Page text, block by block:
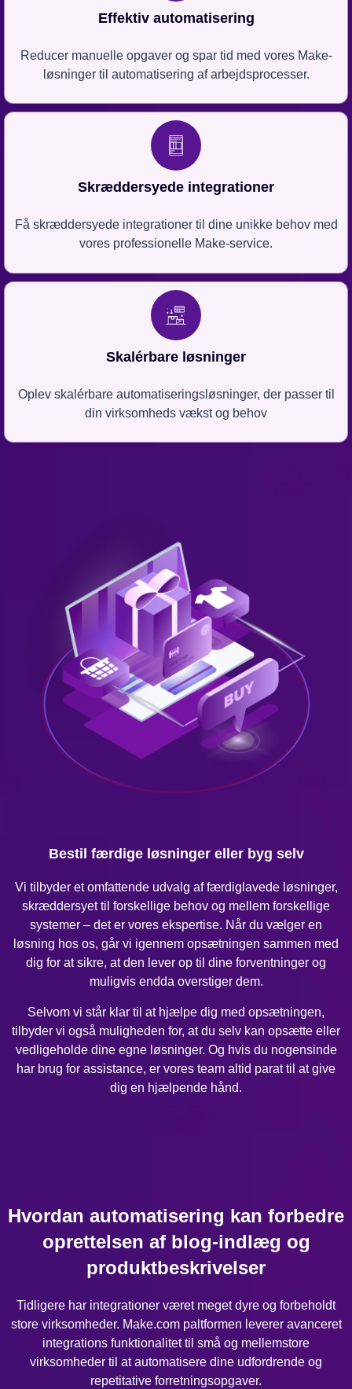
Effektiv automatisering
Reducer manuelle opgaver og spar tid med vores Make-
løsninger til automatisering af arbejdsprocesser.
Skræddersyede integrationer
Få skræddersyede integrationer til dine unikke behov med
vores professionelle Make-service.
Skalérbare løsninger
Oplev skalérbare automatiseringsløsninger, der passer til
din virksomheds vækst og behov
Bestil færdige løsninger eller byg selv
Vi tilbyder et omfattende udvalg af færdiglavede løsninger,
skræddersyet til forskellige behov og mellem forskellige
systemer – det er vores ekspertise. Når du vælger en
løsning hos os, går vi igennem opsætningen sammen med
dig for at sikre, at den lever op til dine forventninger og
muligvis endda overstiger dem.
Selvom vi står klar til at hjælpe dig med opsætningen,
tilbyder vi også muligheden for, at du selv kan opsætte eller
vedligeholde dine egne løsninger. Og hvis du nogensinde
har brug for assistance, er vores team altid parat til at give
dig en hjælpende hånd.
Hvordan automatisering kan forbedre
oprettelsen af blog-indlæg og
produktbeskrivelser
Tidligere har integrationer været meget dyre og forbeholdt
store virksomheder. Make.com paltformen leverer avanceret
integrations funktionalitet til små og mellemstore
virksomheder til at automatisere dine udfordrende og
repetitative forretningsopgaver.